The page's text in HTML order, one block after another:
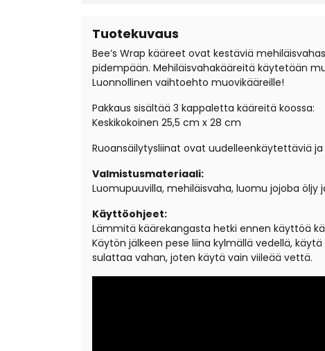
Tuotekuvaus
Bee’s Wrap kääreet ovat kestäviä
pidempään. Mehiläisvahakääreitä käytetään
Luonnollinen vaihtoehto muovikääreille!
Pakkaus sisältää 3 kappaletta kääreitä koossa:
Keskikokoinen 25,5 cm x 28 cm
Ruoansäilytysliinat ovat uudelleenkäytettäviä ja
Valmistusmateriaali:
Luomupuuvilla, mehiläisvaha, luomu jojoba öljy
Käyttöohjeet:
Lämmitä käärekangasta hetki ennen käyttöä
Käytön jälkeen pese liina kylmällä vedellä,
sulattaa vahan, joten käytä vain viileää vettä.